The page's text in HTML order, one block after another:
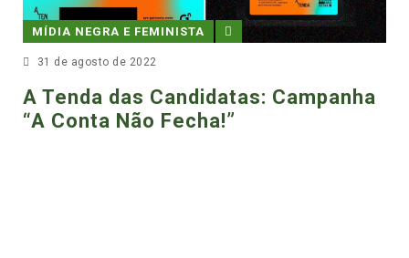
NEGRA E FEMINISTA
agosto de 2022
das Candidatas: Campanha
Não Fecha!”